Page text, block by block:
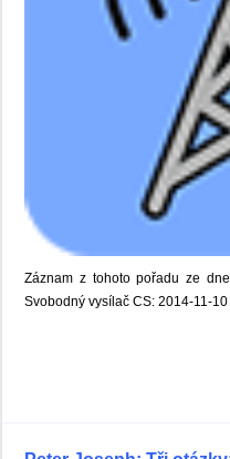
Záznam z tohoto pořadu ze
Svobodný vysílač CS: 2014-11-